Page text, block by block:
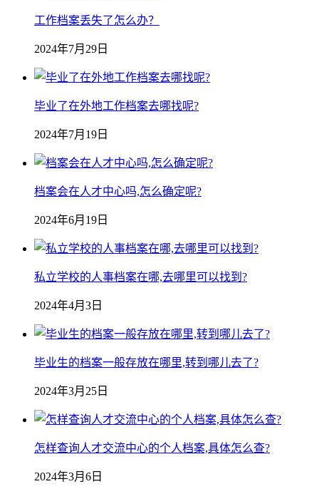
工作档案丢失了怎么办？
2024年7月29日
毕业了在外地工作档案去哪找呢?
2024年7月19日
档案会在人才中心吗,怎么确定呢?
2024年6月19日
私立学校的人事档案在哪,去哪里可以找到?
2024年4月3日
毕业生的档案一般存放在哪里,转到哪儿去了?
2024年3月25日
怎样查询人才交流中心的个人档案,具体怎么查?
2024年3月6日